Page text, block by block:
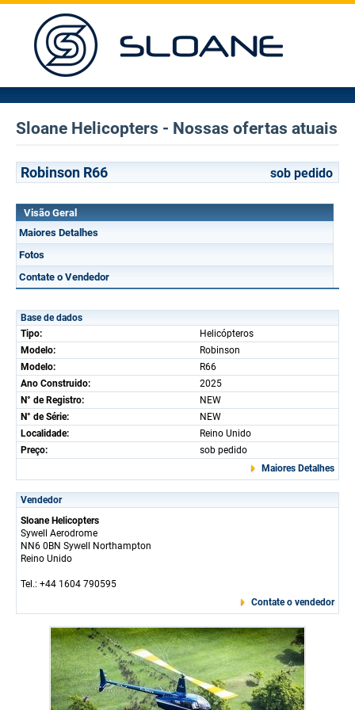
Sloane Helicopters - Nossas ofertas atuais
Robinson R66 sob pedido
Visão Geral
Maiores Detalhes
Fotos
Contate o Vendedor
Base de dados
Tipo:
Helicópteros
Modelo:
Robinson
Modelo:
R66
Ano Construido:
2025
N° de Registro:
NEW
N° de Série:
NEW
Localidade:
Reino Unido
Preço:
sob pedido
Maiores Detalhes
Vendedor
Sloane Helicopters
Sywell Aerodrome
NN6 0BN Sywell Northampton
Reino Unido
Tel.: +44 1604 790595
Contate o vendedor